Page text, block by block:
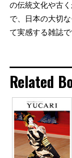
の伝統文化や古
で、日本の大切
て実感する雑誌で
Related